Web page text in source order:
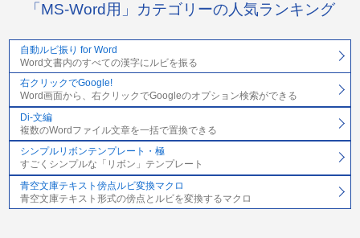
「MS-Word用」カテゴリーの人気ランキング
自動ルビ振り for Word
Word文書内のすべての漢字にルビを振る
右クリックでGoogle!
Word画面から、右クリックでGoogleのオプション検索ができる
Di-文編
複数のWordファイル文章を一括で置換できる
シンプルリボンテンプレート・極
すごくシンプルな「リボン」テンプレート
青空文庫テキスト傍点ルビ変換マクロ
青空文庫テキスト形式の傍点とルビを変換するマクロ